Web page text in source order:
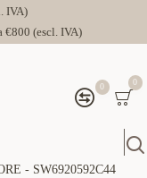
IVA)
(escl. IVA)
0 0
- SW6920592C44